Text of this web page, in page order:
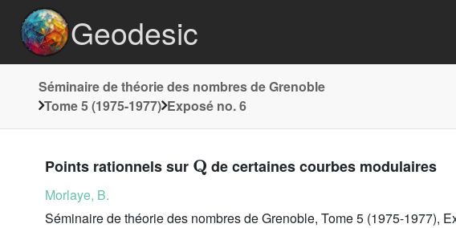
Geodesic
Séminaire de théorie des nombres de Grenoble
Tome 5 (1975-1977) Exposé no. 6
Points rationnels sur de certaines courbes modulaires
Morlaye, B.
Séminaire de théorie des nombres de Grenoble, Tome 5 (1975-1977),